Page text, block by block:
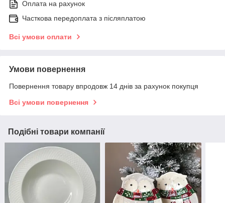
Оплата на рахунок
Часткова передоплата з післяплатою
Всі умови оплати
Умови повернення
Повернення товару впродовж 14 днів за рахунок покупця
Всі умови повернення
Подібні товари компанії